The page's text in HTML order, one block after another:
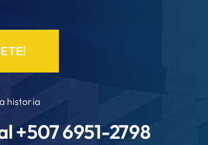
historia
+5076951-2798